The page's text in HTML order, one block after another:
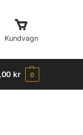
Kundvagn
kr 0